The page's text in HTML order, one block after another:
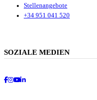
Stellenangebote
+34 951 041 520
SOZIALE MEDIEN